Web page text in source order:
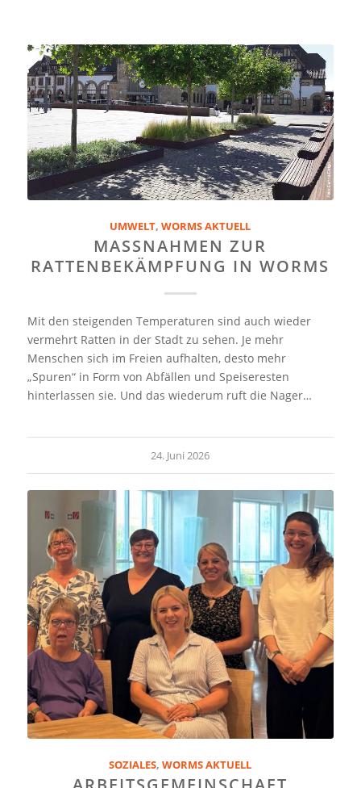
UMWELT,WORMS AKTUELL
MASSNAHMEN ZUR R
ATTENBEKÄMPFUNG IN WORMS
Mit den steigenden Temperaturen sind auch wieder
vermehrt Ratten in der Stadt zu sehen. Je mehr
Menschen sich im Freien aufhalten, desto mehr
„Spuren“ in Form von Abfällen und Speiseresten
hinterlassen sie. Und das wiederum ruft die Nager…
24. Juni 2026
SOZIALES,WORMS AKTUELL